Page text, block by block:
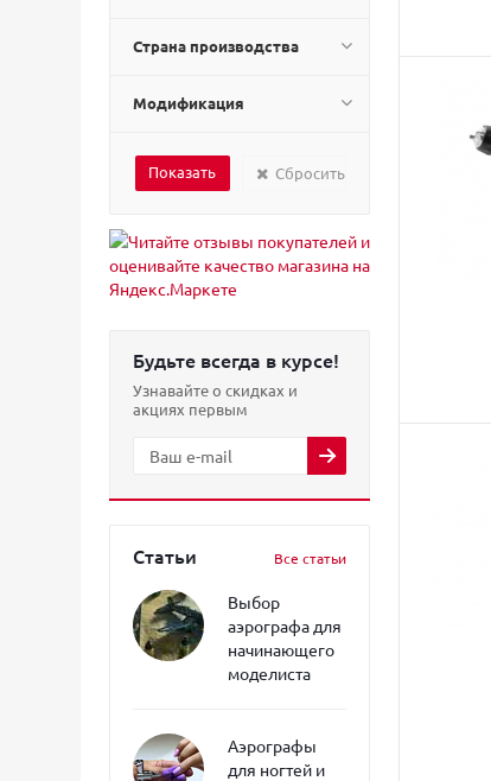
Страна производства
Модификация
Сбросить
Будьте всегда в курсе!
Узнавайте о скидках и
акциях первым
Статьи Все статьи
Выбор
аэрографа для
начинающего
моделиста
Аэрографы
для ногтей и